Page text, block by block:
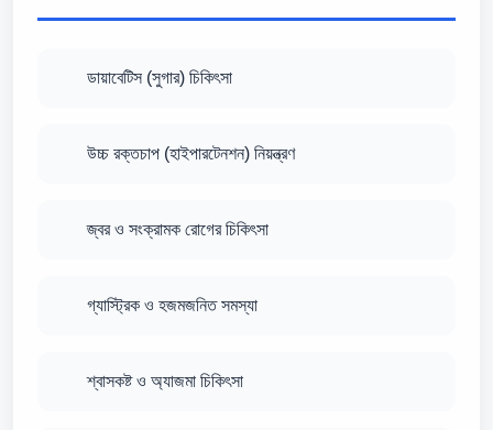
ডায়াবেটিস (সুগার) চিকিৎসা
উচ্চ রক্তচাপ (হাইপারটেনশন) নিয়ন্ত্রণ
জ্বর ও সংক্রামক রোগের চিকিৎসা
গ্যাস্ট্রিক ও হজমজনিত সমস্যা
শ্বাসকষ্ট ও অ্যাজমা চিকিৎসা